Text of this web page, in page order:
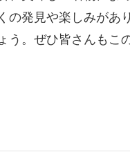
の発見や楽しみがあ
う。ぜひ皆さんもこ